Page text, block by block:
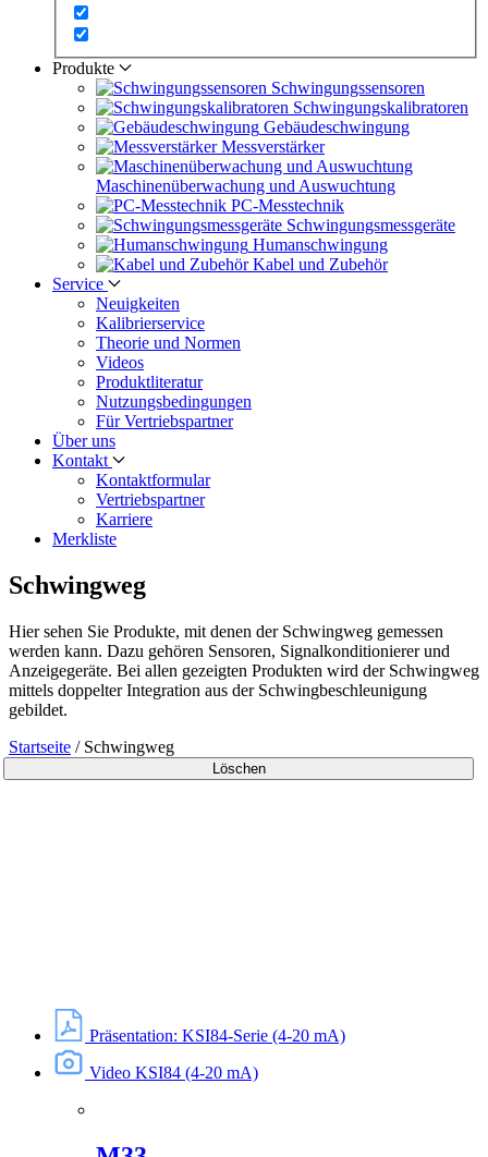
Produkte
Schwingungs­sensoren
Schwingungs­kalibratoren
Gebäude­schwingung
Messverstärker
Maschinen­überwachung und Auswuchtung
PC-Messtechnik
Schwingungs­messgeräte
Human­schwingung
Kabel und Zubehör
Service
Neuigkeiten
Kalibrier­service
Theorie und Normen
Videos
Produkt­literatur
Nutzungs­bedingungen
Für Vertriebs­partner
Über uns
Kontakt
Kontaktformular
Vertriebs­partner
Karriere
Merkliste
Schwingweg
Hier sehen Sie Produkte, mit denen der Schwingweg gemessen
werden kann. Dazu gehören Sensoren, Signalkonditionierer und
Anzeigegeräte. Bei allen gezeigten Produkten wird der Schwingweg
mittels doppelter Integration aus der Schwingbeschleunigung
gebildet.
Startseite / Schwingweg
Löschen
Präsentation: KSI84-Serie (4-20 mA)
Video KSI84 (4-20 mA)